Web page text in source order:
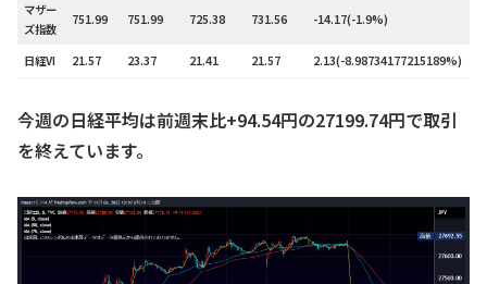
マザー
ズ指数
751.99 751.99 725.38 731.56 -14.17(-1.9%)
日経VI 21.57 23.37 21.41 21.57 2.13(-8.98734177215189%)
今週の日経平均は前週末比+94.54円の27199.74円で取引
を終えています。